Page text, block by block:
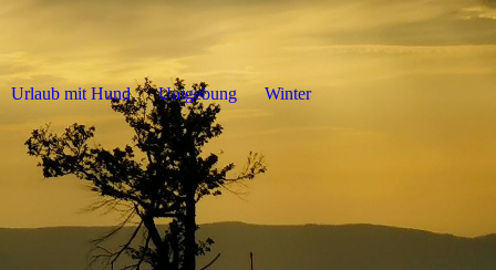
Urlaub mit Hund Umgebung Winter